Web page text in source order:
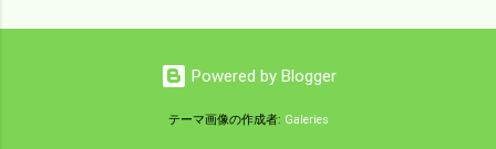
つ。 僕の最終作況指数はどんなことになるの
か興味深い。
は全く使えなくなった。 部品のステンレスの
厚みはあるのだが 板の方は薄いので腐ってめ
くれたようだ。 左の黒い部品は鋳物で恐ろし
く高い部品だ。 不満はあるが本体を買うこと
Powered by Blogger
テーマ画像の作成者: Galeries